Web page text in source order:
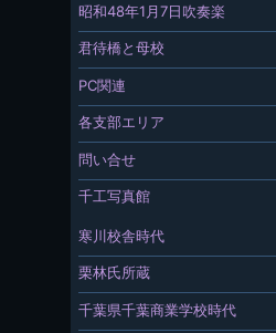
昭和48年1月7日吹奏楽
君待橋と母校
PC関連
各支部エリア
問い合せ
千工写真館
寒川校舎時代
栗林氏所蔵
千葉県千葉商業学校時代